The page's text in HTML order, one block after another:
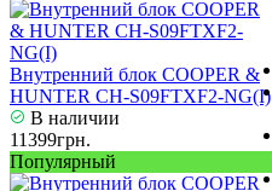
Внутренний блок COOPER &
HUNTER CH-S09FTXF2-NG(I)
В наличии
11399грн.
Популярный